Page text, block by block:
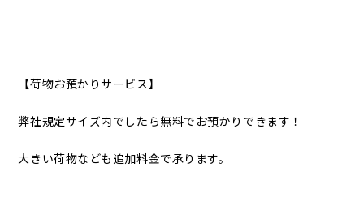
【荷物お預かりサービス】
弊社規定サイズ内でしたら無料でお預かりできます！
大きい荷物なども追加料金で承ります。